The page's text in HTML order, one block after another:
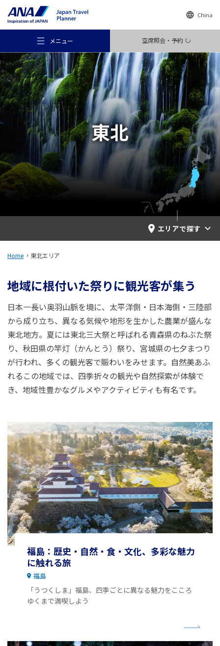
China
メニュー 空席照会・予約
おすすめの旅
旅のアイデア
行き先
ANA サービス
東北
エリアで探す
Home 東北エリア
地域に根付いた祭りに観光客が集う
日本一長い奥羽山脈を境に、太平洋側・日本海側・三陸部
から成り立ち、異なる気候や地形を生かした農業が盛んな
東北地方。夏には東北三大祭と呼ばれる青森県のねぶた祭
り、秋田県の竿灯（かんとう）祭り、宮城県の七夕まつり
が行われ、多くの観光客で賑わいをみせます。自然美あふ
れるこの地域では、四季折々の観光や自然探索が体験で
き、地域性豊かなグルメやアクティビティも有名です。
福島：歴史・自然・食・文化、多彩な魅力
に触れる旅
福島
「うつくしま」福島、四季ごとに異なる魅力をこころ
ゆくまで満喫しよう